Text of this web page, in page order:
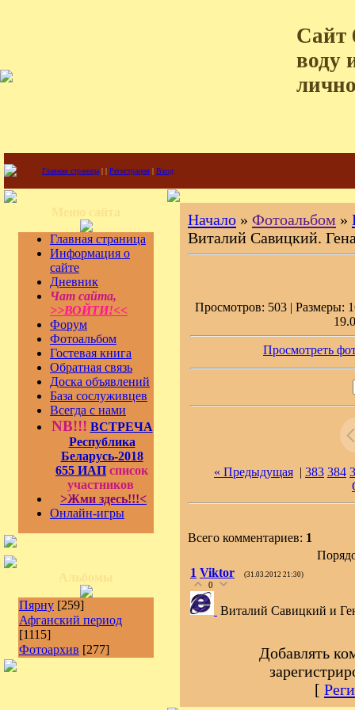
Сайт
воду
Главная страница | | Регистрация | Вход
Главная страница
Информация о
сайте
Дневник
Чат сайта,
>>ВОЙТИ!<<
Форум
Фотоальбом
Гостевая книга
Обратная связь
Доска объявлений
База сослуживцев
Всегда с нами
NB!!! ВСТРЕЧА
Республика
Беларусь-2018
655 ИАП список
участников
>Жми здесь!!!<
Онлайн-игры
Пярну [259]
Афганский период
[1115]
Фотоархив [277]
Начало » Фотоальбом »
Виталий Савицкий.
Просмотров: 503 | Размеры:
Просмотреть
« Предыдущая | 383 384
Всего комментариев: 1
1 Viktor (31.03.2012 21:30)
0
Виталий Савицкий и
Добавлять
[